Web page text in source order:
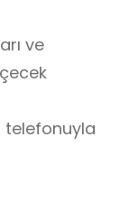
ve
telefonuyla
fotoğraf